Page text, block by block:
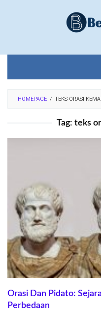
HOMEPAGE / TEKS ORASI
Tag: teks
Orasi Dan Pidato:
Perbedaan